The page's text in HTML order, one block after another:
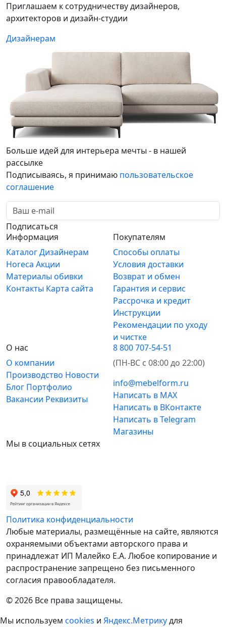
Приглашаем к сотрудничеству дизайнеров,
архитекторов и дизайн-студии
Дизайнерам
Больше идей для интерьера мечты - в нашей
рассылке
Подписываясь, я принимаю пользовательское
соглашение
Подписаться
Информация
КаталогДизайнерам
Horeca Акции
Материалы обивки
Контакты Карта сайта
Покупателям
Способы оплаты
Условия доставки
Возврат и обмен
Гарантия и сервис
Рассрочка и кредит
Инструкции
Рекомендации по уходу
и чистке
О нас
О компании
Производство Новости
Блог Портфолио
Вакансии Реквизиты
8 800 707-54-51
(ПН-ВС с 08:00 до 22:00)
info@mebelform.ru
Написать в MAX
Написать в ВКонтакте
Написать в Telegram
Магазины
Мы в социальных сетях
Политика конфиденциальности
Любые материалы, размещённые на сайте, являются
охраняемыми объектами авторского права и
принадлежат ИП Малейко E.А. Любое копирование и
распространение запрещено без письменного
согласия правообладателя.
© 2026 Все права защищены.
Мы используем cookies и Яндекс.Метрикудля